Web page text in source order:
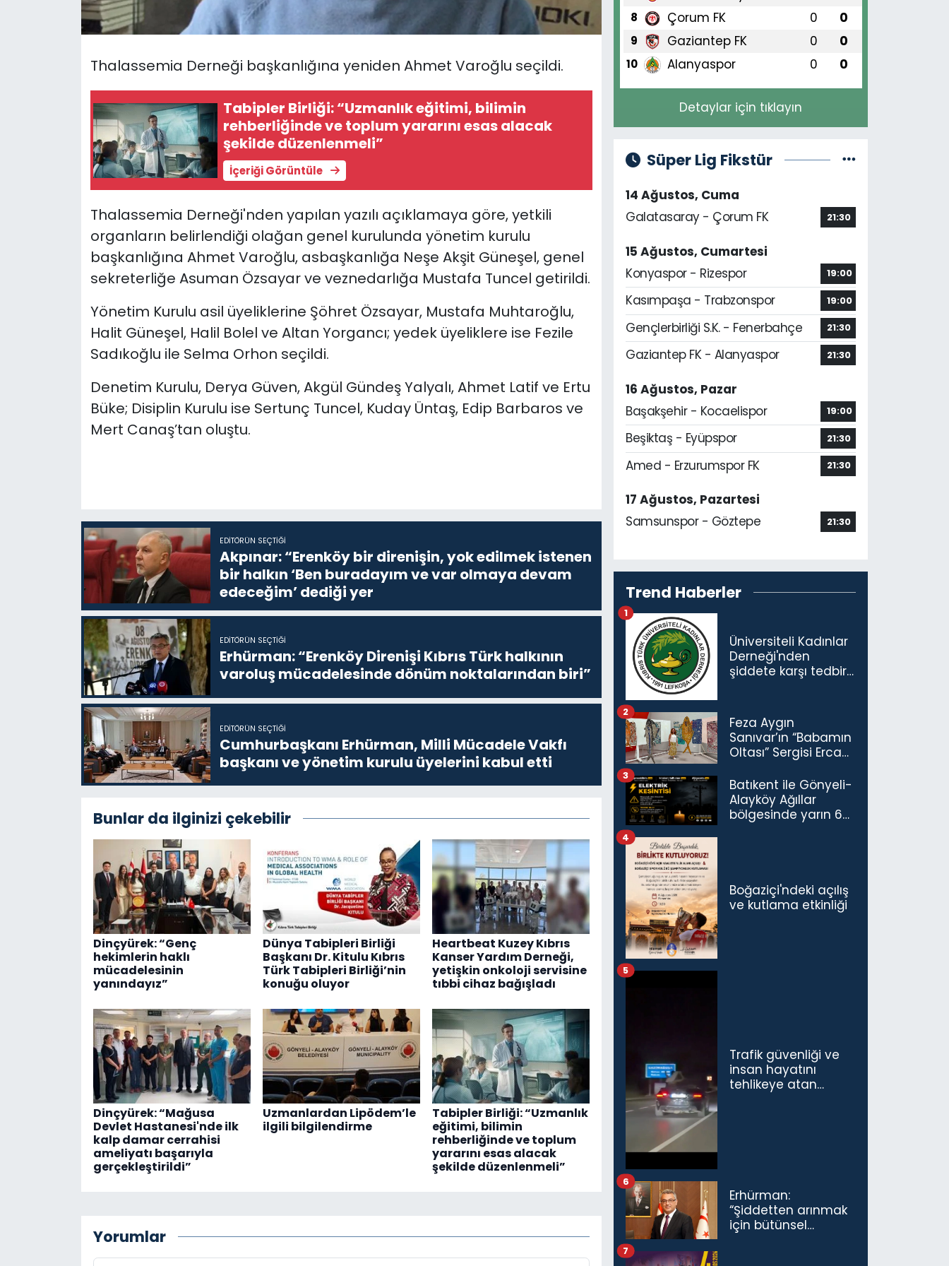
Thalassemia Derneği başkanlığına yeniden Ahmet Varoğlu seçildi.
Tabipler Birliği: “Uzmanlık eğitimi, bilimin
rehberliğinde ve toplum yararını esas alacak
şekilde düzenlenmeli”
İçeriği Görüntüle
Thalassemia Derneği'nden yapılan yazılı açıklamaya göre, yetkili
organların belirlendiği olağan genel kurulunda yönetim kurulu
başkanlığına Ahmet Varoğlu, asbaşkanlığa Neşe Akşit Güneşel, genel
sekreterliğe Asuman Özsayar ve veznedarlığa Mustafa Tuncel getirildi.
Yönetim Kurulu asil üyeliklerine Şöhret Özsayar, Mustafa Muhtaroğlu,
Halit Güneşel, Halil Bolel ve Altan Yorgancı; yedek üyeliklere ise Fezile
Sadıkoğlu ile Selma Orhon seçildi.
Denetim Kurulu, Derya Güven, Akgül Gündeş Yalyalı, Ahmet Latif ve Ertu
Büke; Disiplin Kurulu ise Sertunç Tuncel, Kuday Üntaş, Edip Barbaros ve
Mert Canaş’tan oluştu.
EDITÖRÜN SEÇTIĞI
Akpınar: “Erenköy bir direnişin, yok edilmek istenen
bir halkın ‘Ben buradayım ve var olmaya devam
edeceğim’ dediği yer
EDITÖRÜN SEÇTIĞI
Erhürman: “Erenköy Direnişi Kıbrıs Türk halkının
varoluş mücadelesinde dönüm noktalarından biri”
EDITÖRÜN SEÇTIĞI
Cumhurbaşkanı Erhürman, Milli Mücadele Vakfı
başkanı ve yönetim kurulu üyelerini kabul etti
Bunlar da ilginizi çekebilir
Dinçyürek: “Genç
hekimlerin haklı
mücadelesinin
yanındayız”
Dünya Tabipleri Birliği
Başkanı Dr. Kitulu Kıbrıs
Türk Tabipleri Birliği’nin
konuğu oluyor
Heartbeat Kuzey Kıbrıs
Kanser Yardım Derneği,
yetişkin onkoloji servisine
tıbbi cihaz bağışladı
Dinçyürek: “Mağusa
Devlet Hastanesi'nde ilk
kalp damar cerrahisi
ameliyatı başarıyla
gerçekleştirildi”
Uzmanlardan Lipödem’le
ilgili bilgilendirme
Tabipler Birliği: “Uzmanlık
eğitimi, bilimin
rehberliğinde ve toplum
yararını esas alacak
şekilde düzenlenmeli”
Yorumlar
8 Çorum FK 0 0
9 Gaziantep FK 0 0
10 Alanyaspor 0 0
Detaylar için tıklayın
Süper Lig Fikstür
14 Ağustos, Cuma
Galatasaray - Çorum FK
21:30
15 Ağustos, Cumartesi
Konyaspor - Rizespor
19:00
Kasımpaşa - Trabzonspor 19:00
Gençlerbirliği S.K. - Fenerbahçe 21:30
Gaziantep FK - Alanyaspor 21:30
16 Ağustos, Pazar
Başakşehir - Kocaelispor
19:00
Beşiktaş - Eyüpspor 21:30
Amed - Erzurumspor FK 21:30
17 Ağustos, Pazartesi
Samsunspor - Göztepe
21:30
Trend Haberler
Üniversiteli Kadınlar
Derneği'nden
şiddete karşı tedbir
1
Feza Aygın
Sanıvar’ın “Babamın
Oltası” Sergisi Ercan
Açıldı
2
Batıkent ile Gönyeli-
Alayköy Ağıllar
bölgesinde yarın 6
3
Boğaziçi'ndeki açılış
ve kutlama etkinliği
4
Trafik güvenliği ve
insan hayatını
tehlikeye atan
5
Erhürman:
“Şiddetten arınmak
için bütünsel
6
7
SAĞLIK
Teknoloji
Video Galeri
Yazarlar